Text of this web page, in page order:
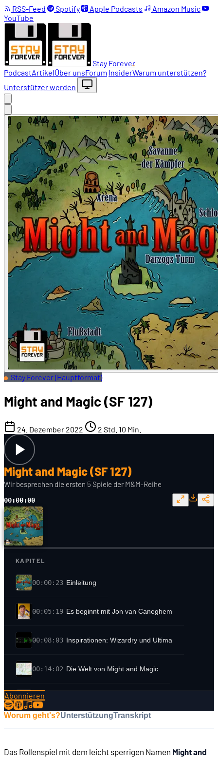
RSS-Feed Spotify Apple Podcasts
Amazon Music
YouTube
Stay Forever
PodcastArtikelÜber unsForum InsiderWarum unterstützen?
Unterstützer werden
Stay Forever (Hauptformat)
Might and Magic (SF 127)
24. Dezember 2022 2 Std. 10 Min.
Might and Magic (SF 127)
Wir besprechen die ersten 5 Spiele der M&M-Reihe
00:00:00
KAPITEL
00:00:23 Einleitung
00:05:19 Es beginnt mit Jon van Caneghem
00:08:03 Inspirationen: Wizardry und Ultima
00:14:02 Die Welt von Might and Magic
00:16:44
00:18:48 Die Darstellung im Spiel
Abonnieren
Worum geht's?UnterstützungTranskript
Das Rollenspiel mit dem leicht sperrigen Namen Might and